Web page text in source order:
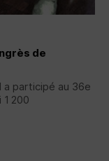
de
a participé au 36e
1 200